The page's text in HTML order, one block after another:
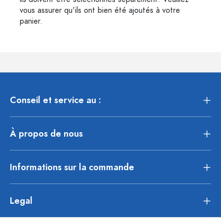
vous assurer qu'ils ont bien été ajoutés à votre
panier.
Conseil et service au :
À propos de nous
Informations sur la commande
Legal